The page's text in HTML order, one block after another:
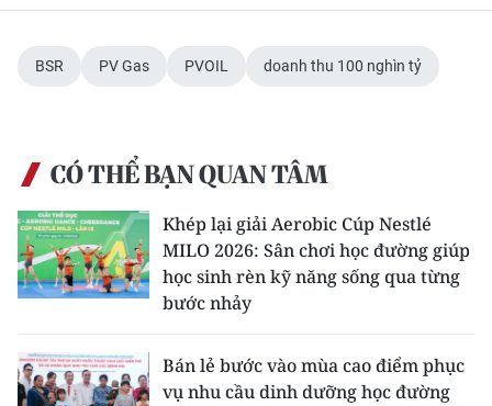
BSR PV Gas PVOIL doanh thu 100 nghìn tỷ
CÓ THỂ BẠN QUAN TÂM
Khép lại giải Aerobic Cúp Nestlé
MILO 2026: Sân chơi học đường giúp
học sinh rèn kỹ năng sống qua từng
bước nhảy
Bán lẻ bước vào mùa cao điểm phục
vụ nhu cầu dinh dưỡng học đường